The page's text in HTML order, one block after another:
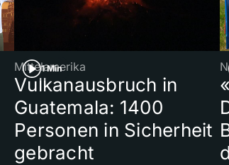
1 Min
Mittelamerika
Vulkanausbruch in
Guatemala: 1400
Personen in Sicherheit
gebracht